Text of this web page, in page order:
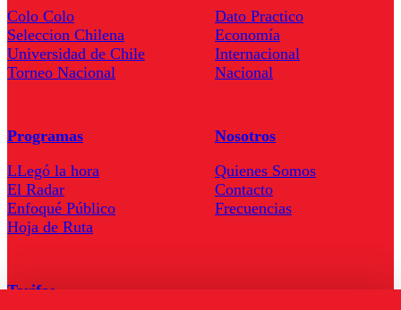
Colo Colo
Seleccion Chilena
Universidad de Chile
Torneo Nacional
Dato Practico
Economía
Internacional
Nacional
Programas
LLegó la hora
El Radar
Enfoqué Público
Hoja de Ruta
Nosotros
Quienes Somos
Contacto
Frecuencias
Tarifas